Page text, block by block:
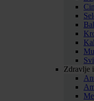
Zdravlje